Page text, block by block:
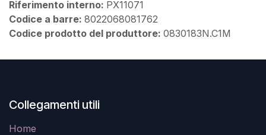
Riferimento interno: PX11071
Codice a barre: 8022068081762
Codice prodotto del produttore: 0830183N.C1M
Collegamenti utili
Home